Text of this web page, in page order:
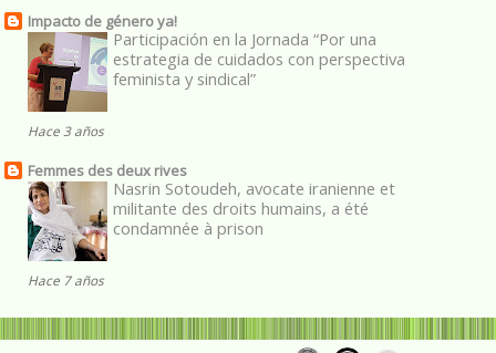
Impacto de género ya!
Participación en la Jornada “Por una
estrategia de cuidados con perspectiva
feminista y sindical”
Hace 3 años
Femmes des deux rives
Nasrin Sotoudeh, avocate iranienne et
militante des droits humains, a été
condamnée à prison
Hace 7 años